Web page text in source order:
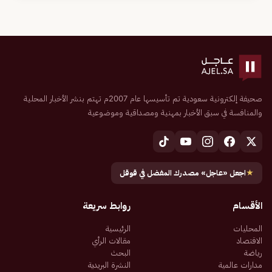
صحيفة إلكترونية سعودية تم تأسيسها عام 2007م تهتم بنشر الأخبار المحلية
والمنافسة في سبق الأخبار بمهنية ومصداقية وموضوعية
★اجعل «عاجل» مصدرك المفضل في قوقل
الأقسام
المحليات
الاقتصاد
رياضة
مدارات عالمية
روابط سريعة
الرئيسية
مقالات الرأي
البحث
النشرة البريدية